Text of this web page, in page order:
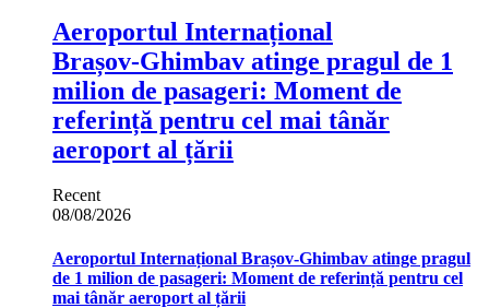
Aeroportul Internațional
Brașov‑Ghimbav atinge pragul de 1
milion de pasageri: Moment de
referință pentru cel mai tânăr
aeroport al țării
Recent
08/08/2026
Aeroportul Internațional Brașov‑Ghimbav atinge pragul
de 1 milion de pasageri: Moment de referință pentru cel
mai tânăr aeroport al țării